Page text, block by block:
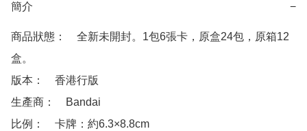
簡介 −
商品狀態：　全新未開封。1包6張卡，原盒24包，原箱12
盒。
版本：　香港行版
生產商：　Bandai
比例：　卡牌：約6.3×8.8cm